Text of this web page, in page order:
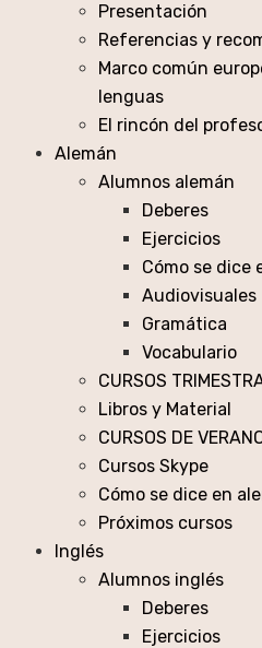
Presentación
Referencias y
Marco común
lenguas
El rincón del
Alemán
Alumnos alemán
Deberes
Ejercicios
Cómo se dice
Audiovisuales
Gramática
Vocabulario
CURSOS
Libros y Material
CURSOS DE
Cursos Skype
Cómo se dice en
Próximos cursos
Inglés
Alumnos inglés
Deberes
Ejercicios